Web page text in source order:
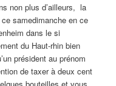
non plus d’ailleurs, la
samedimanche en ce
dans le si
du Haut-rhin bien
président au prénom
de taxer à deux cent